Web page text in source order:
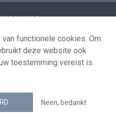
het hergebruik
ons
RSS feed
functionele cookies. Om
deze website ook
toestemming vereist is.
Neen, bedankt